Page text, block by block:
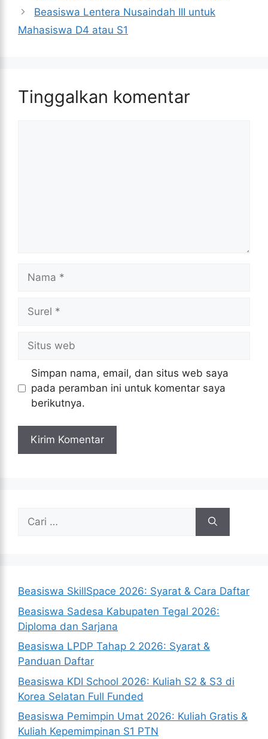
Beasiswa Lentera Nusaindah III untuk
Mahasiswa D4 atau S1
Tinggalkan komentar
web
Simpan nama, email, dan situs web saya
pada peramban ini untuk komentar saya
berikutnya.
Cari
Beasiswa SkillSpace 2026: Syarat & Cara Daftar
Beasiswa Sadesa Kabupaten Tegal 2026:
Diploma dan Sarjana
Beasiswa LPDP Tahap 2 2026: Syarat &
Panduan Daftar
Beasiswa KDI School 2026: Kuliah S2 & S3 di
Korea Selatan Full Funded
Beasiswa Pemimpin Umat 2026: Kuliah Gratis &
Kuliah Kepemimpinan S1 PTN